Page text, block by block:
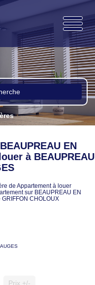
EN
à BEAUPREAU
de Appartement à louer
sur BEAUPREAU EN
CHOLOUX
Prix +/-